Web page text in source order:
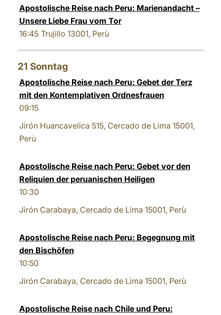
Apostolische Reise nach Peru: Marienandacht –
Unsere Liebe Frau vom Tor
16:45 Trujillo 13001, Perù
21 Sonntag
Apostolische Reise nach Peru: Gebet der Terz
mit den Kontemplativen Ordnesfrauen
09:15
Jirón Huancavelica 515, Cercado de Lima 15001,
Perù
Apostolische Reise nach Peru: Gebet vor den
Reliquien der peruanischen Heiligen
10:30
Jirón Carabaya, Cercado de Lima 15001, Perù
Apostolische Reise nach Peru: Begegnung mit
den Bischöfen
10:50
Jirón Carabaya, Cercado de Lima 15001, Perù
Apostolische Reise nach Chile und Peru: